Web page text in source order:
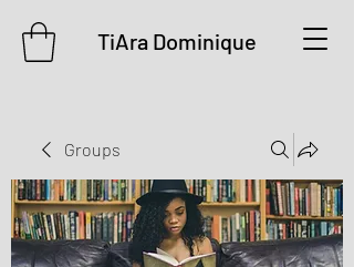
TiAra Dominique
Groups